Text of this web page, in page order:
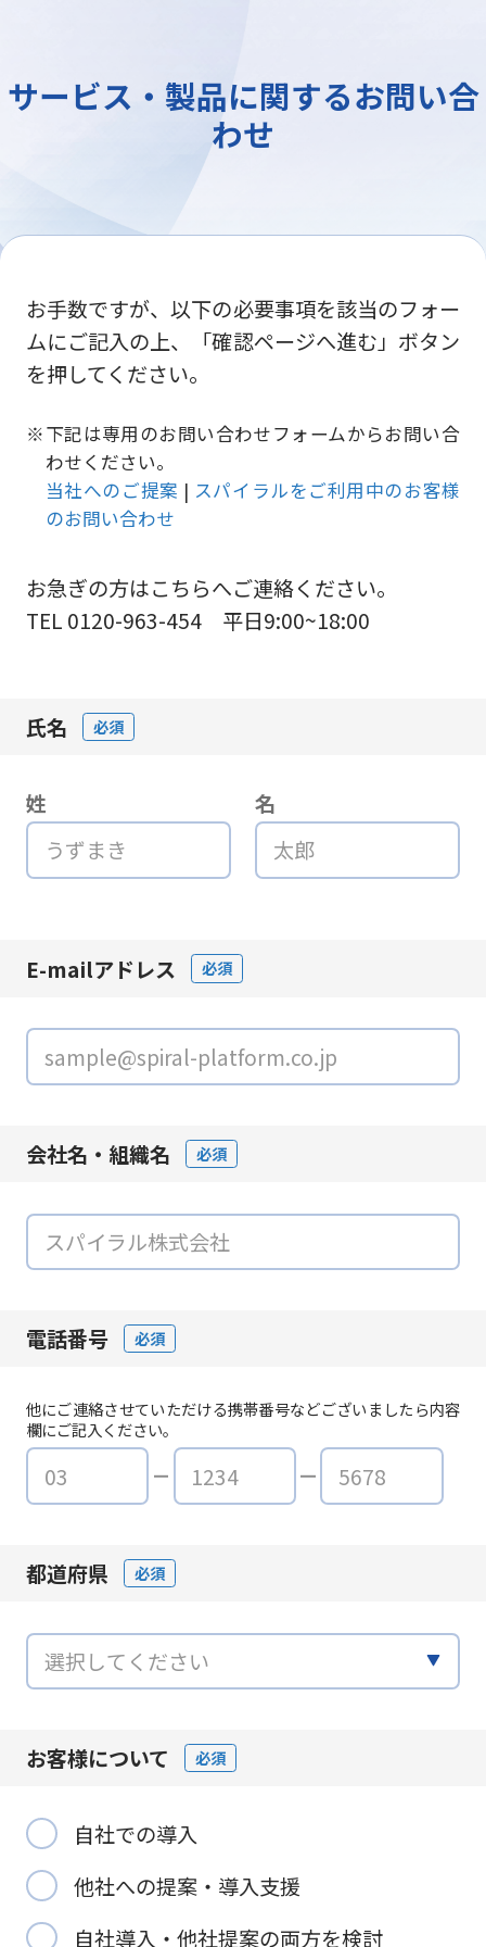
サービス・製品に関するお問い合
わせ
お手数ですが、以下の必要事項を該当のフォー
ムにご記入の上、「確認ページへ進む」ボタン
を押してください。
下記は専用のお問い合わせフォームからお問い合
わせください。
当社へのご提案 | スパイラルをご利用中のお客様
のお問い合わせ
お急ぎの方はこちらへご連絡ください。
TEL 0120-963-454 平日9:00~18:00
氏名 必須
姓 名
E-mailアドレス 必須
会社名・組織名 必須
電話番号 必須
他にご連絡させていただける携帯番号などございましたら内容
欄にご記入ください。
都道府県 必須
お客様について 必須
自社での導入
他社への提案・導入支援
自社導入・他社提案の両方を検討